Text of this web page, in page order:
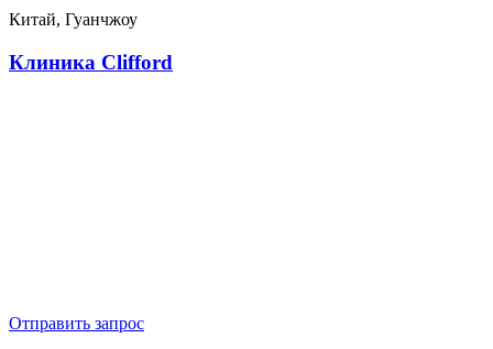
Китай, Гуанчжоу
Клиника Clifford
Отправить запрос